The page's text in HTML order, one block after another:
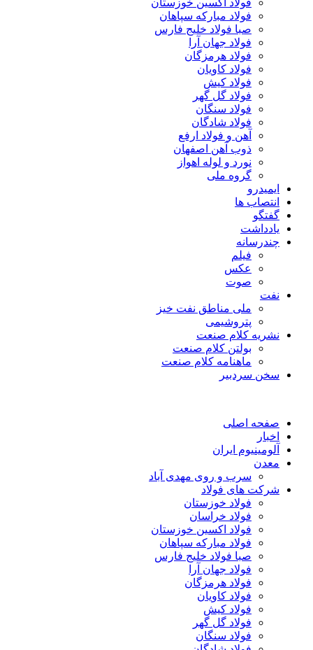
فولاد مبارکه سپاهان
صبا فولاد خلیج فارس
فولاد جهان آرا
فولاد هرمزگان
فولاد کاویان
فولاد کیش
فولاد گل گهر
فولاد سنگان
فولاد شادگان
آهن و فولاد ارفع
ذوب آهن اصفهان
نورد و لوله اهواز
گروه ملی
ایمیدرو
انتصاب ها
گفتگو
یادداشت
چندرسانه
فیلم
عکس
صوت
نفت
ملی مناطق نفت خیز
پتروشیمی
نشریه کلام صنعت
بولتن کلام صنعت
ماهنامه کلام صنعت
سخن سردبیر
صفحه اصلی
اخبار
آلومینیوم ایران
معدن
سرب و روی مهدی آباد
شرکت های فولاد
فولاد خوزستان
فولاد خراسان
فولاد اکسین خوزستان
فولاد مبارکه سپاهان
صبا فولاد خلیج فارس
فولاد جهان آرا
فولاد هرمزگان
فولاد کاویان
فولاد کیش
فولاد گل گهر
فولاد سنگان